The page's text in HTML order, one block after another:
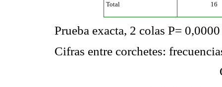
Total 16
Prueba exacta, 2 colas P= 0,0000
Cifras entre corchetes: